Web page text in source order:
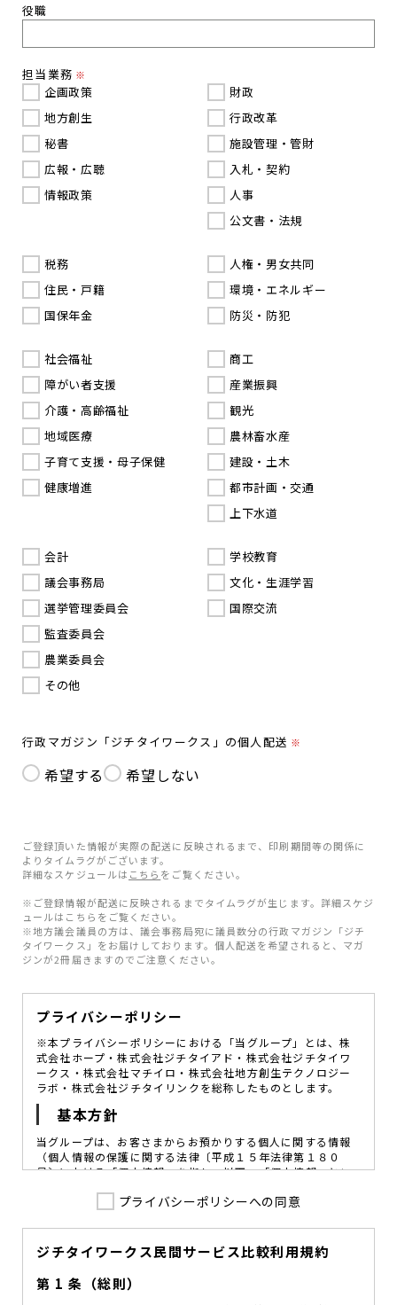
役職
担当業務 ※
企画政策
地方創生
秘書
広報・広聴
情報政策
財政
行政改革
施設管理・管財
入札・契約
人事
公文書・法規
税務
住民・戸籍
国保年金
人権・男女共同
環境・エネルギー
防災・防犯
社会福祉
障がい者支援
介護・高齢福祉
地域医療
子育て支援・母子保健
健康増進
商工
産業振興
観光
農林畜水産
建設・土木
都市計画・交通
上下水道
会計
議会事務局
選挙管理委員会
監査委員会
農業委員会
その他
学校教育
文化・生涯学習
国際交流
行政マガジン「ジチタイワークス」の個人配送 ※
希望する 希望しない
ご登録頂いた情報が実際の配送に反映されるまで、印刷期間等の関係に
よりタイムラグがございます。
詳細なスケジュールは こちら をご覧ください。
※ご登録情報が配送に反映されるまでタイムラグが生じます。詳細スケジ
ュールはこちらをご覧ください。
※地方議会議員の方は、議会事務局宛に議員数分の行政マガジン「ジチ
タイワークス」をお届けしております。個人配送を希望されると、マガ
ジンが2冊届きますのでご注意ください。
プライバシーポリシー
※本プライバシーポリシーにおける「当グループ」とは、株
式会社ホープ・株式会社ジチタイアド・株式会社ジチタイワ
ークス・株式会社マチイロ・株式会社地方創生テクノロジー
ラボ・株式会社ジチタイリンクを総称したものとします。
基本方針
当グループは、お客さまからお預かりする個人に関する情報
（個人情報の保護に関する法律〔平成１５年法律第１８０
号〕における「個人情報」を指し、以下、「個人情報」とい
図ることが、重要な社会的責務であると考えております。
を定め、役員及び従業員に個人情報保護の重要性の認識と取
組みを徹底させることによって、個人情報の適切な取り扱い
に努めてまいります。
プライバシーポリシーへの同意
ジチタイワークス民間サービス比較利用規約
第 1 条（総則）